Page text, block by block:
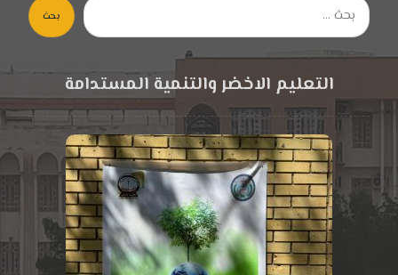
بحث
التعليم الاخضر والتنمية المستدامة